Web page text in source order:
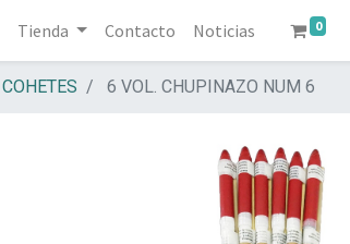
Tienda Contacto Noticias 0
COHETES 6 VOL. CHUPINAZO NUM 6